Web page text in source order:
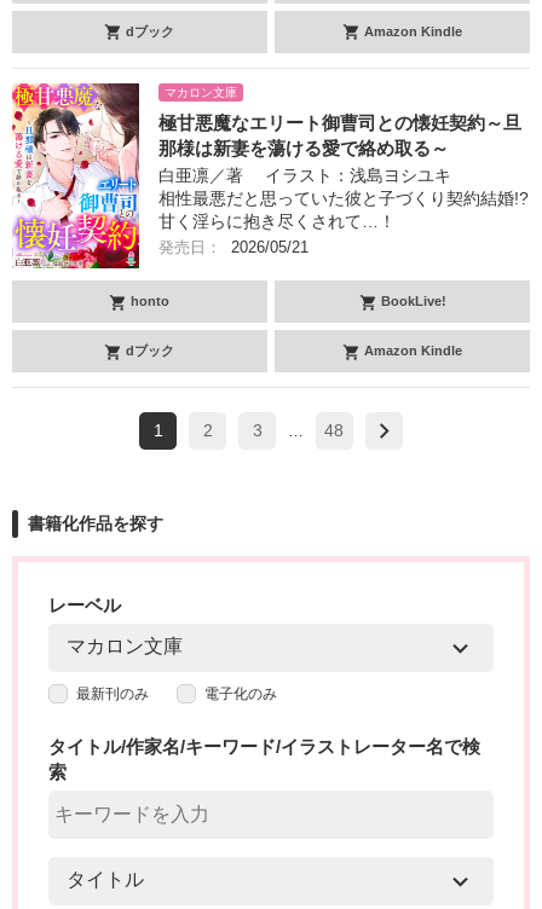
dブック Amazon Kindle
マカロン文庫
極甘悪魔なエリート御曹司との懐妊契約～旦
那様は新妻を蕩ける愛で絡め取る～
白亜凛／著 イラスト：浅島ヨシユキ
相性最悪だと思っていた彼と子づくり契約結婚!?
甘く淫らに抱き尽くされて…！
発売日： 2026/05/21
honto BookLive!
dブック Amazon Kindle
1 2 3 … 48
書籍化作品を探す
レーベル
タイトル/作家名/キーワード/イラストレーター名で検
索
最新刊のみ 電子化のみ